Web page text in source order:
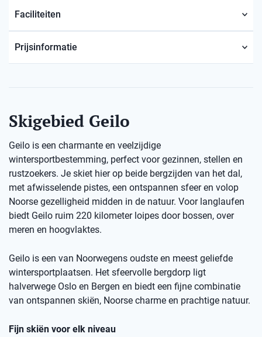
Faciliteiten
Prijsinformatie
Skigebied Geilo
Geilo is een charmante en veelzijdige
wintersportbestemming, perfect voor gezinnen, stellen en
rustzoekers. Je skiet hier op beide bergzijden van het dal,
met afwisselende pistes, een ontspannen sfeer en volop
Noorse gezelligheid midden in de natuur. Voor langlaufen
biedt Geilo ruim 220 kilometer loipes door bossen, over
meren en hoogvlaktes.
Geilo is een van Noorwegens oudste en meest geliefde
wintersportplaatsen. Het sfeervolle bergdorp ligt
halverwege Oslo en Bergen en biedt een fijne combinatie
van ontspannen skiën, Noorse charme en prachtige natuur.
Fijn skiën voor elk niveau